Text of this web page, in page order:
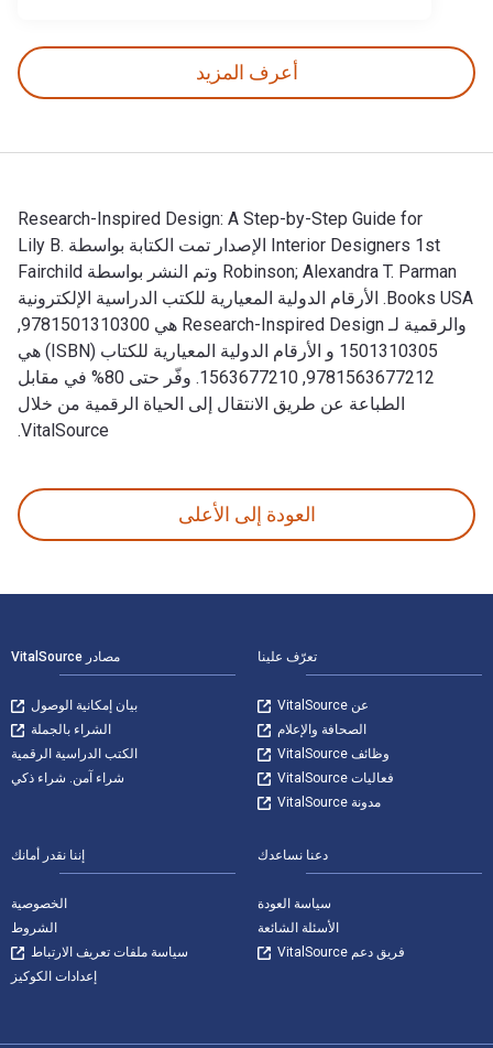
أعرف المزيد
Research-Inspired Design: A Step-by-Step Guide for
Interior Designers 1st الإصدار تمت الكتابة بواسطة Lily B.
Robinson; Alexandra T. Parman وتم النشر بواسطة Fairchild
Books USA. الأرقام الدولية المعيارية للكتب الدراسية الإلكترونية
والرقمية لـ Research-Inspired Design هي 9781501310300,
1501310305 و الأرقام الدولية المعيارية للكتاب (ISBN) هي
9781563677212, 1563677210. وفّر حتى 80% في مقابل
الطباعة عن طريق الانتقال إلى الحياة الرقمية من خلال
VitalSource.
العودة إلى الأعلى
تعرّف علينا
عن VitalSource
الصحافة والإعلام
وظائف VitalSource
فعاليات VitalSource
مدونة VitalSource
مصادر VitalSource
بيان إمكانية الوصول
الشراء بالجملة
الكتب الدراسية الرقمية
شراء آمن. شراء ذكي
دعنا نساعدك
سياسة العودة
الأسئلة الشائعة
فريق دعم VitalSource
إننا نقدر أمانك
الخصوصية
الشروط
سياسة ملفات تعريف الارتباط
إعدادات الكوكيز